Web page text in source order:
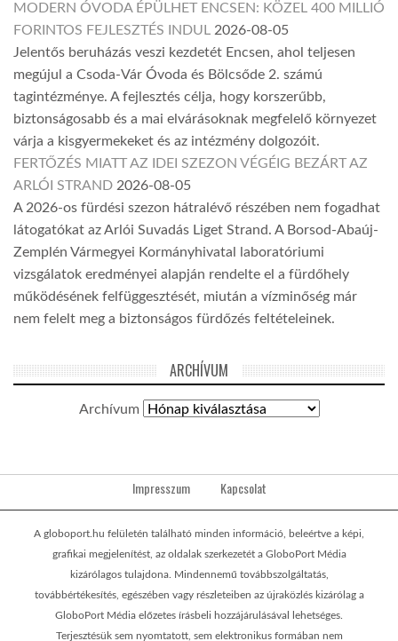
MODERN ÓVODA ÉPÜLHET ENCSEN: KÖZEL 400 MILLIÓ
FORINTOS FEJLESZTÉS INDUL 2026-08-05
Jelentős beruházás veszi kezdetét Encsen, ahol teljesen
megújul a Csoda-Vár Óvoda és Bölcsőde 2. számú
tagintézménye. A fejlesztés célja, hogy korszerűbb,
biztonságosabb és a mai elvárásoknak megfelelő környezet
várja a kisgyermekeket és az intézmény dolgozóit.
FERTŐZÉS MIATT AZ IDEI SZEZON VÉGÉIG BEZÁRT AZ
ARLÓI STRAND 2026-08-05
A 2026-os fürdési szezon hátralévő részében nem fogadhat
látogatókat az Arlói Suvadás Liget Strand. A Borsod-Abaúj-
Zemplén Vármegyei Kormányhivatal laboratóriumi
vizsgálatok eredményei alapján rendelte el a fürdőhely
működésének felfüggesztését, miután a vízminőség már
nem felelt meg a biztonságos fürdőzés feltételeinek.
ARCHÍVUM
Archívum
Impresszum Kapcsolat
A globoport.hu felületén található minden információ, beleértve a képi,
grafikai megjelenítést, az oldalak szerkezetét a GloboPort Média
kizárólagos tulajdona. Mindennemű továbbszolgáltatás,
továbbértékesítés, egészében vagy részleteiben az újraközlés kizárólag a
GloboPort Média előzetes írásbeli hozzájárulásával lehetséges.
Terjesztésük sem nyomtatott, sem elektronikus formában nem